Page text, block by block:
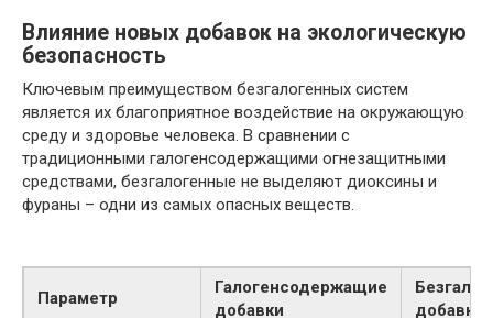
Влияние новых добавок на экологическую
безопасность
Ключевым преимуществом безгалогенных систем
является их благоприятное воздействие на окружающую
среду и здоровье человека. В сравнении с
традиционными галогенсодержащими огнезащитными
средствами, безгалогенные не выделяют диоксины и
фураны – одни из самых опасных веществ.
Параметр
Галогенсодержащие
добавки
добавки